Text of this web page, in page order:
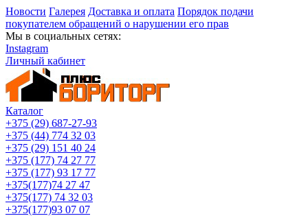
Новости Галерея Доставка и оплата Порядок подачи
покупателем обращений о нарушении его прав
Мы в социальных сетях:
Instagram
Личный кабинет
Каталог
+375 (29) 687-27-93
+375 (44) 774 32 03
+375 (29) 151 40 24
+375 (177) 74 27 77
+375 (177) 93 17 77
+375(177)74 27 47
+375(177) 74 32 03
+375(177)93 07 07